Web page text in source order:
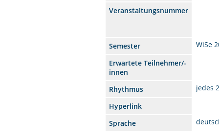
Veranstaltungsnummer
Semester
WiSe
Erwartete Teilnehmer/-
innen
Rhythmus
jedes
Hyperlink
Sprache